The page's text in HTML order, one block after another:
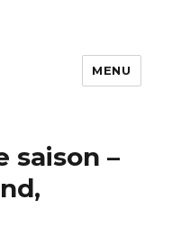
MENU
saison –